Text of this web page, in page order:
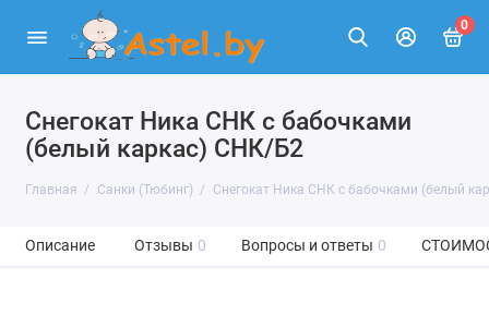
0
Снегокат Ника СНК с бабочками
(белый каркас) СНК/Б2
Главная Санки (Тюбинг) Снегокат Ника СНК с бабочками (белый
Описание Отзывы 0 Вопросы и ответы 0